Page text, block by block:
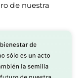
de nuestra